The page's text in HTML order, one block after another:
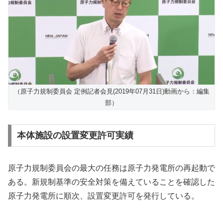
（原子力規制委員会 定例記者会見(2019年07月31日)動画から：編集
部）
本体施設の設置変更許可実績
原子力規制委員会の最大の任務は原子力発電所の再起動で
ある。新規制基準の安全対策を備えていることを確認した
原子力発電所に順次、設置変更許可を発行している。